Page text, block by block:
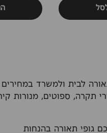
לבית ולמשרד במחירים
תקרה, ספוטים, מנורות
גופי תאורה בהנחות